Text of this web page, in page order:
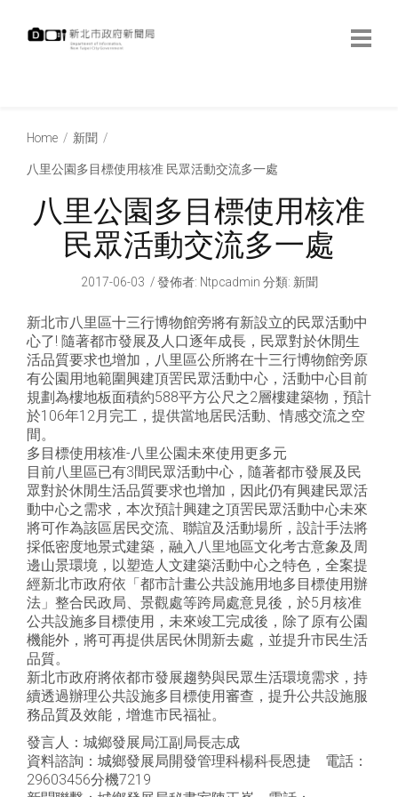
Home 新聞
八里公園多目標使用核准 民眾活動交流多一處
八里公園多目標使用核准
民眾活動交流多一處
2017-06-03 發佈者: Ntpcadmin 分類: 新聞
新北市八里區十三行博物館旁將有新設立的民眾活動中
心了! 隨著都市發展及人口逐年成長，民眾對於休閒生
活品質要求也增加，八里區公所將在十三行博物館旁原
有公園用地範圍興建頂罟民眾活動中心，活動中心目前
規劃為樓地板面積約588平方公尺之2層樓建築物，預計
於106年12月完工，提供當地居民活動、情感交流之空
間。
多目標使用核准-八里公園未來使用更多元
目前八里區已有3間民眾活動中心，隨著都市發展及民
眾對於休閒生活品質要求也增加，因此仍有興建民眾活
動中心之需求，本次預計興建之頂罟民眾活動中心未來
將可作為該區居民交流、聯誼及活動場所，設計手法將
採低密度地景式建築，融入八里地區文化考古意象及周
邊山景環境，以塑造人文建築活動中心之特色，全案提
經新北市政府依「都市計畫公共設施用地多目標使用辦
法」整合民政局、景觀處等跨局處意見後，於5月核准
公共設施多目標使用，未來竣工完成後，除了原有公園
機能外，將可再提供居民休閒新去處，並提升市民生活
品質。
新北市政府將依都市發展趨勢與民眾生活環境需求，持
續透過辦理公共設施多目標使用審查，提升公共設施服
務品質及效能，增進市民福祉。
發言人：城鄉發展局江副局長志成
資料諮詢：城鄉發展局開發管理科楊科長恩捷 電話：
29603456分機7219